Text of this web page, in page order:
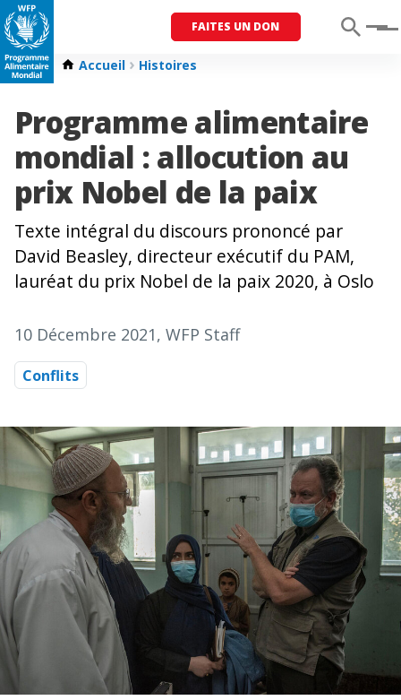
FAITES UN DON Menu
Accueil Histoires
Programme alimentaire
mondial : allocution au
prix Nobel de la paix
Texte intégral du discours prononcé par
David Beasley, directeur exécutif du PAM,
lauréat du prix Nobel de la paix 2020, à Oslo
10 Décembre 2021, WFP Staff
Conflits